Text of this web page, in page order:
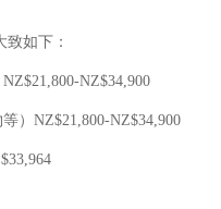
如下：
NZ$34,900
NZ$21,800-NZ$34,900